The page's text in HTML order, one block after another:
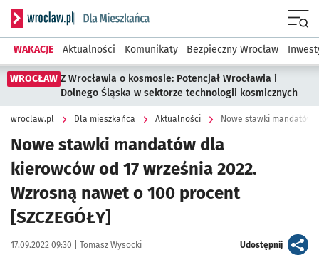
Serwis informacyjny wroclaw.pl podserwis: Dla mieszkańca
WAKACJE Aktualności Komunikaty Bezpieczny Wrocław
WROCŁAW Z Wrocławia o kosmosie: Potencjał Wrocławia i
Dolnego Śląska w sektorze technologii kosmicznych
wroclaw.pl Dla mieszkańca Aktualności
Nowe stawki mandatów dla
kierowców od 17 września 2022.
Wzrosną nawet o 100 procent
[SZCZEGÓŁY]
Data publikacji:
17.09.2022 09:30 | Autor:
Tomasz Wysocki Udostępnijartykuł